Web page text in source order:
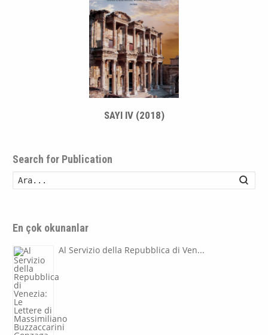
SAYI IV (2018)
Search for Publication
En çok okunanlar
Al Servizio della Repubblica di Ven...